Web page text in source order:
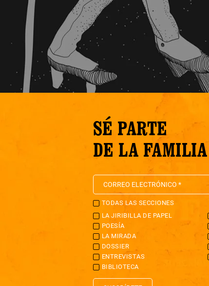
SÉ PARTE
DE LA FAMILIA
TODAS LAS SECCIONES
LA JIRIBILLA DE PAPEL
POESÍA
LA MIRADA
DOSSIER
ENTREVISTAS
BIBLIOTECA